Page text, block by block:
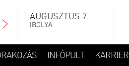
AUGUSZTUS 7.
IBOLYA
INFÓPULT KARRIER